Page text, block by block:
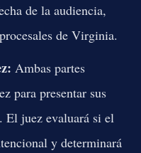
de la audiencia,
de Virginia.
Ambas partes
para presentar sus
El juez evaluará si el
y determinará